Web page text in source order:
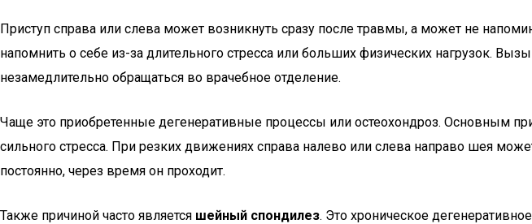
Приступ справа или слева может возникнуть сразу после травмы, а может не
напомнить о себе из-за длительного стресса или больших физических нагрузок.
незамедлительно обращаться во врачебное отделение.
Чаще это приобретенные дегенеративные процессы или остеохондроз. Основным
сильного стресса. При резких движениях справа налево или слева направо шея
постоянно, через время он проходит.
Также причиной часто является шейный спондилез. Это хроническое